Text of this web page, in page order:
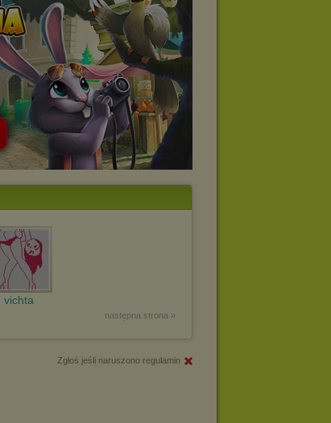
vichta
następna strona »
Zgłoś jeśli naruszono regulamin